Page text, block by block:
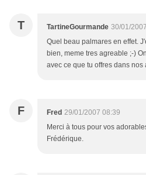
T TartineGourmande 30/01/
Quel beau palmares en effet.
bien, meme tres agreable ;-)
avec ce que tu offres dans nos
F Fred 29/01/2007 08:39
Merci à tous pour vos
Frédérique.